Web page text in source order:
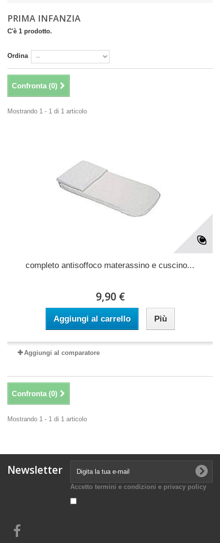
PRIMA INFANZIA
C'è 1 prodotto.
Ordina
Confronta (0)
Mostrando 1 - 1 di 1 articolo
completo antisoffoco materassino e cuscino...
9,90 €
Aggiungi al carrello Più
Aggiungi al comparatore
Confronta (0)
Mostrando 1 - 1 di 1 articolo
Newsletter
Accetto termini e condizioni e privacy policy